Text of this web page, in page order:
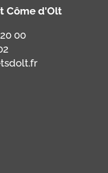
Côme d'Olt
00